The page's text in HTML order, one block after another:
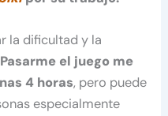
la dificultad y la
Pasarme el juego me
4 horas, pero puede
especialmente